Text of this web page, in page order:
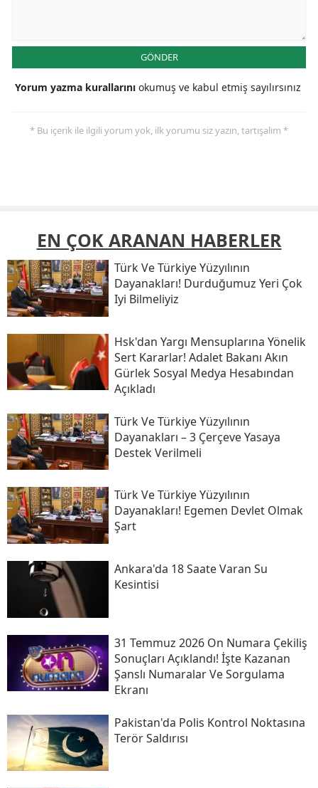
GÖNDER
Yorum yazma kurallarını okumuş ve kabul etmiş sayılırsınız
* Bu içerik ile ilgili yorum yok, ilk yorumu siz yazın, tartışalım *
EN ÇOK ARANAN HABERLER
Türk Ve Türkiye Yüzyılının
Dayanakları! Durduğumuz Yeri Çok
Iyi Bilmeliyiz
Hsk'dan Yargı Mensuplarına Yönelik
Sert Kararlar! Adalet Bakanı Akın
Gürlek Sosyal Medya Hesabından
Açıkladı
Türk Ve Türkiye Yüzyılının
Dayanakları – 3 Çerçeve Yasaya
Destek Verilmeli
Türk Ve Türkiye Yüzyılının
Dayanakları! Egemen Devlet Olmak
Şart
Ankara'da 18 Saate Varan Su
Kesintisi
31 Temmuz 2026 On Numara Çekiliş
Sonuçları Açıklandı! İşte Kazanan
Şanslı Numaralar Ve Sorgulama
Ekranı
Pakistan'da Polis Kontrol Noktasına
Terör Saldırısı